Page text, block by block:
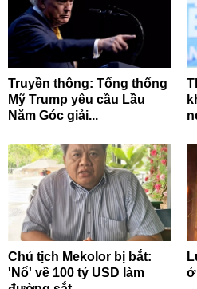
Truyền thông: Tổng thống
Mỹ Trump yêu cầu Lầu
Năm Góc giải...
Chủ tịch Mekolor bị bắt:
'Nổ' về 100 tỷ USD làm
ở